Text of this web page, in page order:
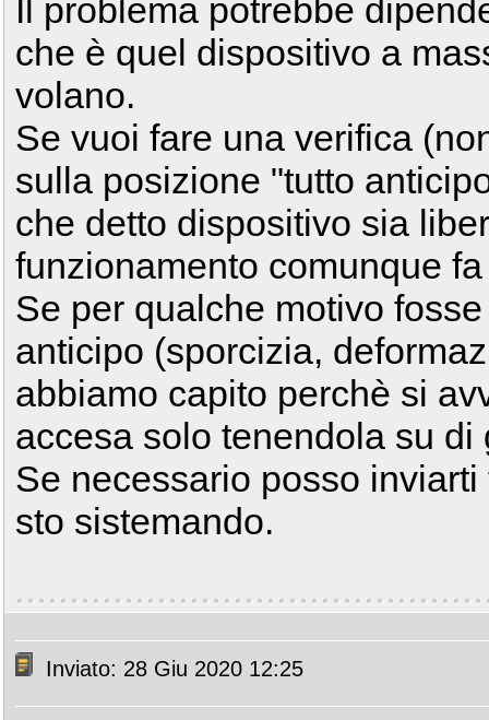
Il problema potrebbe
che è quel dispositivo a
volano.
Se vuoi fare una verifica
sulla posizione "tutto
che detto dispositivo sia
funzionamento comunque
Se per qualche motivo
anticipo (sporcizia,
abbiamo capito perchè si
accesa solo tenendola su di
Se necessario posso
sto sistemando.
Inviato: 28 Giu 2020 12:25